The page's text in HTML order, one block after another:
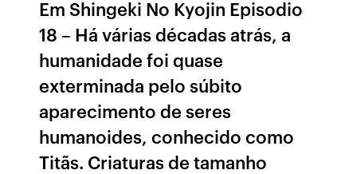
Em Shingeki No Kyojin Episodio
18 – Há várias décadas atrás, a
humanidade foi quase
exterminada pelo súbito
aparecimento de seres
humanoides, conhecido como
Titãs. Criaturas de tamanho